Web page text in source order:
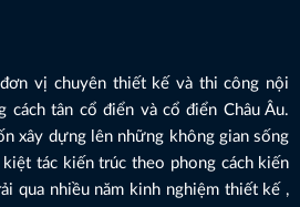
vị chuyên thiết kế và thi công nội
cách tân cổ điển và cổ điển Châu Âu.
xây dựng lên những không gian sống
tác kiến trúc theo phong cách kiến
qua nhiều năm kinh nghiệm thiết kế ,